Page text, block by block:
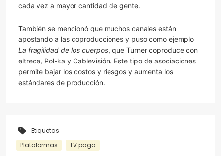
cada vez a mayor cantidad de gente.
También se mencionó que muchos canales están
apostando a las coproducciones y puso como ejemplo
La fragilidad de los cuerpos, que Turner coproduce con
eltrece, Pol-ka y Cablevisión. Este tipo de asociaciones
permite bajar los costos y riesgos y aumenta los
estándares de producción.
Etiquetas
Plataformas
TV paga